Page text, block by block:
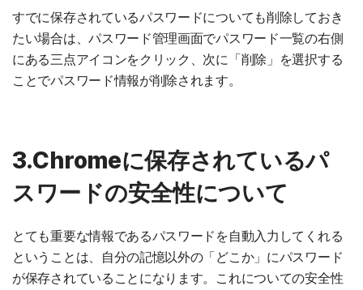
すでに保存されているパスワードについても削除しておき
たい場合は、パスワード管理画面でパスワード一覧の右側
にある三点アイコンをクリック、次に「削除」を選択する
ことでパスワード情報が削除されます。
3.Chromeに保存されているパ
スワードの安全性について
とても重要な情報であるパスワードを自動入力してくれる
ということは、自分の記憶以外の「どこか」にパスワード
が保存されていることになります。これについての安全性